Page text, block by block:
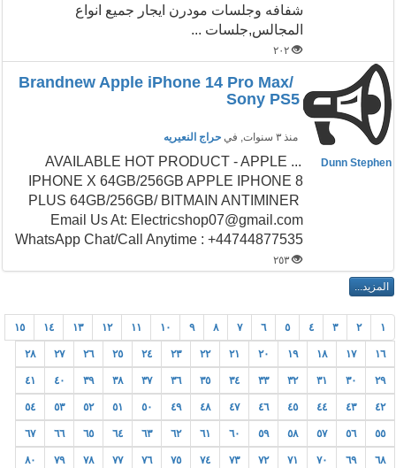
شفافه وجلسات مودرن ايجار جميع انواع
المجالس,جلسات ...
٢٠٢
Brandnew Apple iPhone 14 Pro Max/
Sony PS5
منذ ٣ سنوات , في حراج النعيريه
Dunn Stephen
... AVAILABLE HOT PRODUCT - APPLE
IPHONE X 64GB/256GB APPLE IPHONE 8
PLUS 64GB/256GB/ BITMAIN ANTIMINER
Email Us At: Electricshop07@gmail.com
WhatsApp Chat/Call Anytime : +44744877535
٢٥٣
١ ٢ ٣ ٤ ٥ ٦ ٧ ٨ ٩ ١٠ ١١ ١٢ ١٣ ١٤ ١٥
١٦ ١٧ ١٨ ١٩ ٢٠ ٢١ ٢٢ ٢٣ ٢٤ ٢٥ ٢٦ ٢٧ ٢٨
٢٩ ٣٠ ٣١ ٣٢ ٣٣ ٣٤ ٣٥ ٣٦ ٣٧ ٣٨ ٣٩ ٤٠ ٤١
٤٢ ٤٣ ٤٤ ٤٥ ٤٦ ٤٧ ٤٨ ٤٩ ٥٠ ٥١ ٥٢ ٥٣ ٥٤
٥٥ ٥٦ ٥٧ ٥٨ ٥٩ ٦٠ ٦١ ٦٢ ٦٣ ٦٤ ٦٥ ٦٦ ٦٧
٦٨ ٦٩ ٧٠ ٧١ ٧٢ ٧٣ ٧٤ ٧٥ ٧٦ ٧٧ ٧٨ ٧٩ ٨٠